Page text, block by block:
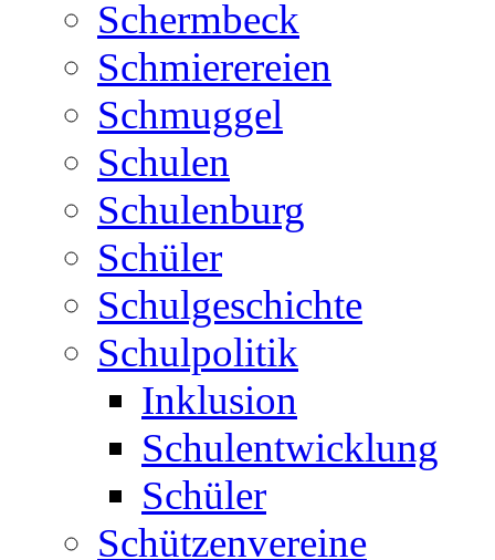
Schermbeck
Schmierereien
Schmuggel
Schulen
Schulenburg
Schüler
Schulgeschichte
Schulpolitik
Inklusion
Schulentwicklung
Schüler
Schützenvereine